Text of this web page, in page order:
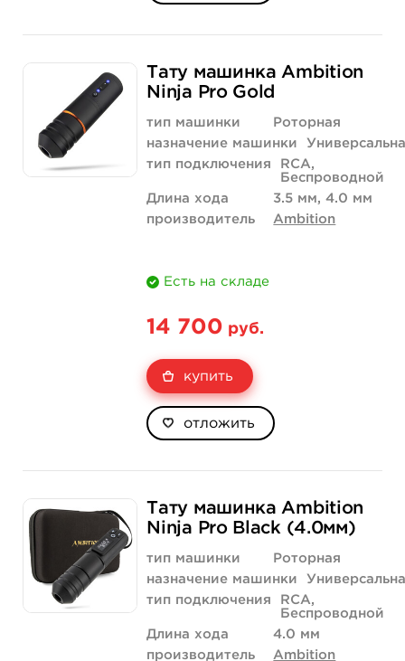
Тату машинка Ambition
Ninja Pro Gold
тип машинки
Роторная
назначение машинки
тип подключения
RCA,
Беспроводной
Длина хода
3.5 мм, 4.0 мм
производитель
Ambition
Есть на складе
14 700 руб.
купить
отложить
Тату машинка Ambition
Ninja Pro Black (4.0мм)
тип машинки
Роторная
назначение машинки
тип подключения
RCA,
Беспроводной
Длина хода
4.0 мм
производитель
Ambition